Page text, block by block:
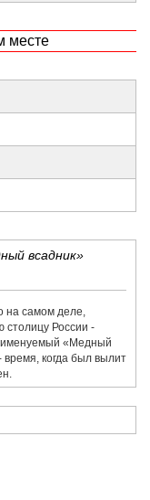
месте
всадник»
на самом деле,
столицу России -
именуемый «Медный
когда был вылит